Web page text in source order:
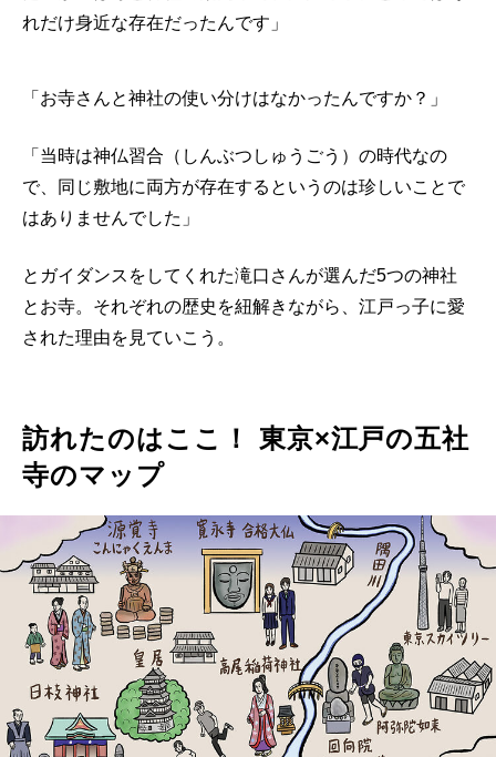
れだけ身近な存在だったんです」
「お寺さんと神社の使い分けはなかったんですか？」
「当時は神仏習合（しんぶつしゅうごう）の時代なの
で、同じ敷地に両方が存在するというのは珍しいことで
はありませんでした」
とガイダンスをしてくれた滝口さんが選んだ5つの神社
とお寺。それぞれの歴史を紐解きながら、江戸っ子に愛
された理由を見ていこう。
訪れたのはここ！ 東京×江戸の五社
寺のマップ